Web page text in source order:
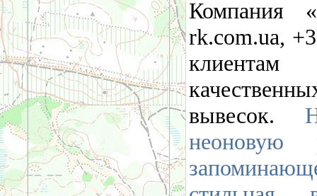
Компания
rk.com.ua,
вывесок.
неоновую